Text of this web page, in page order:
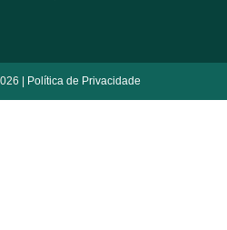
| Política de Privacidade